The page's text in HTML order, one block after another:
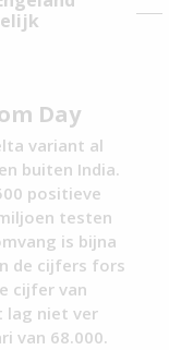
Day
variant al
buiten India.
positieve
testen
is bijna
de cijfers fors
cijfer van
lag niet ver
van 68.000.